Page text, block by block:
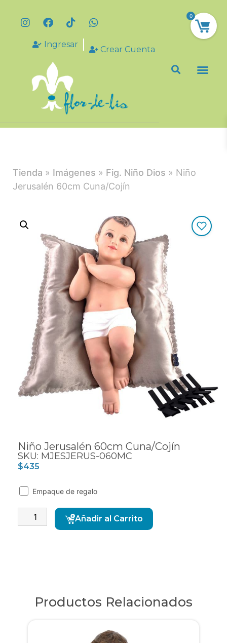
Ingresar
Crear Cuenta
Tienda » Imágenes » Fig. Niño Dios » Niño
Jerusalén 60cm Cuna/Cojín
Niño Jerusalén 60cm Cuna/Cojín
SKU: MJESJERUS-060MC
$435
Empaque de regalo
Añadir al Carrito
Productos Relacionados
0